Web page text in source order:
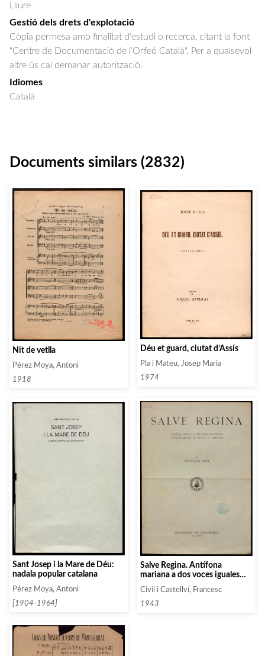
Lliure
Gestió dels drets d'explotació
Còpia permesa amb finalitat d'estudi o recerca, citant la font
"Centre de Documentació de l’Orfeó Català". Per a qualsevol
altre ús cal demanar autorització.
Idiomes
Català
Documents similars (2832)
Nit de vetlla
Pérez Moya, Antoni
1918
Déu et guard, ciutat d’Assís
Pla i Mateu, Josep Maria
1974
Sant Josep i la Mare de Déu:
nadala popular catalana
Pérez Moya, Antoni
[1904-1964]
Salve Regina. Antífona
mariana a dos voces iguales
con acompañamiento de
organo o armonium
Civil i Castellví, Francesc
1943